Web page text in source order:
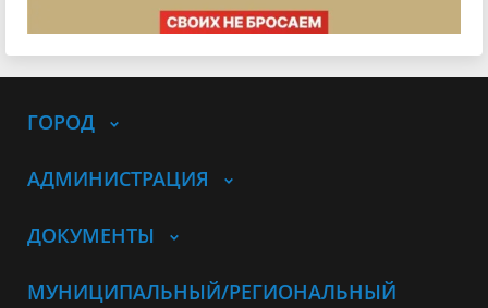
ГОРОД
АДМИНИСТРАЦИЯ
ДОКУМЕНТЫ
МУНИЦИПАЛЬНЫЙ/РЕГИОНАЛЬНЫЙ